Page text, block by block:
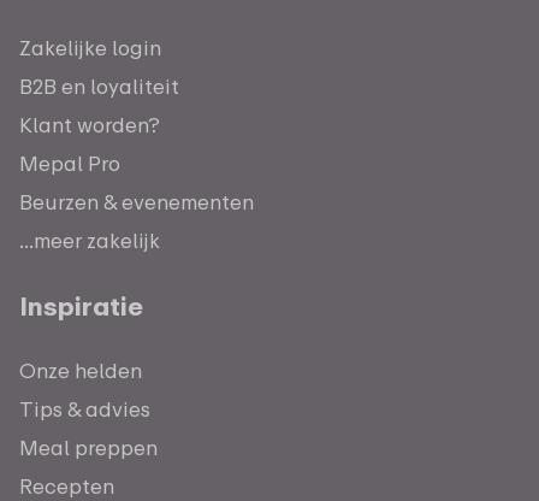
Zakelijke login
B2B en loyaliteit
Klant worden?
Mepal Pro
Beurzen & evenementen
...meer zakelijk
Inspiratie
Onze helden
Tips & advies
Meal preppen
Recepten